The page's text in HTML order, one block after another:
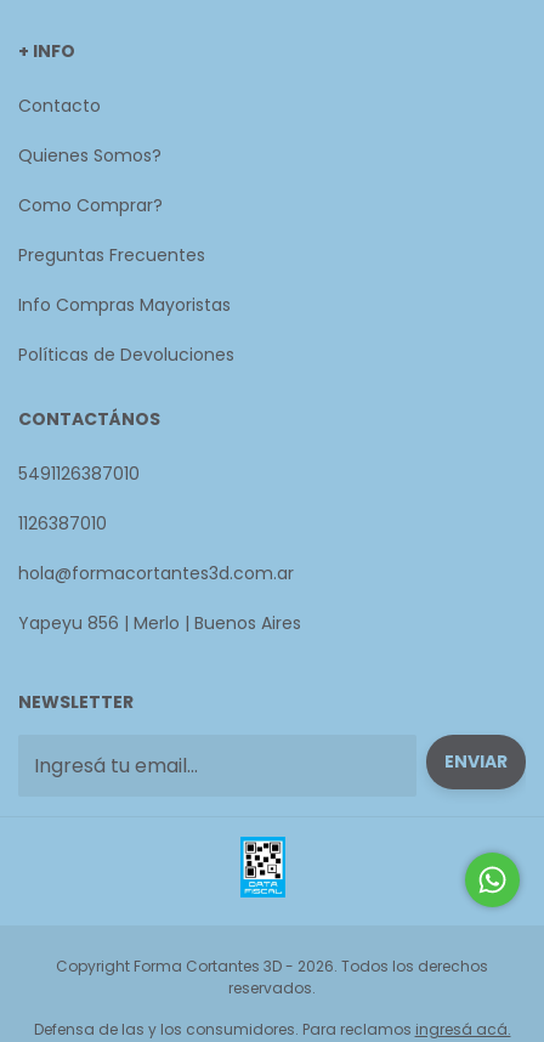
+ INFO
Contacto
Quienes Somos?
Como Comprar?
Preguntas Frecuentes
Info Compras Mayoristas
Políticas de Devoluciones
CONTACTÁNOS
5491126387010
1126387010
hola@formacortantes3d.com.ar
Yapeyu 856 | Merlo | Buenos Aires
NEWSLETTER
Copyright Forma Cortantes 3D - 2026. Todos los derechos
reservados.
Defensa de las y los consumidores. Para reclamos ingresá acá.